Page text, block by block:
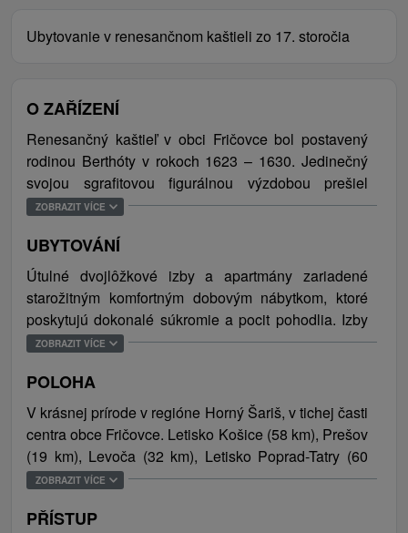
Ubytovanie v renesančnom kaštieli zo 17. storočia
O ZAŘÍZENÍ
Renesančný kaštieľ v obci Fričovce bol postavený
rodinou Berthóty v rokoch 1623 – 1630. Jedinečný
svojou sgrafitovou figurálnou výzdobou prešiel
kompletnou rekonštrukciou od statického
ako i hospodárskych budov a parku. V súčasnosti
kaštieľ ponúka komfortné ubytovanie v izbách a
apartmánoch zariadených dobovým nábytkom.
Obklopuje ho krásny historický štátom chránený park
s 19. storočia s unikátnym stromom Ginko Bilboa,
jazierkami a rôznymi príjemnými zákutiami a
zaujímavými historickými budovami (kaplnka, hrobka
rod. Ghillányi, kúria (starý mlyn) a elektráreň).
Hosťom je k dispozícií aj reštaurácia, kaviareň, letná
terasa a altánok s grilom, ďalej hudobný a poľovnícky
salónik, svadobná sála a vínna pivnica. Pre
najmenších návštevníkov je pripravené detské
vonkajšie ihrisko s preliezkami a šmýkačkou.
ZOBRAZIT VÍCE
UBYTOVÁNÍ
Útulné dvojlôžkové izby a apartmány zariadené
starožitným komfortným dobovým nábytkom, ktoré
poskytujú dokonalé súkromie a pocit pohodlia. Izby
sú vybavené vlastným sociálnym zariadením
majú aj obývaciu časť. Celková kapacita ubytovania
je 43 osôb.
ZOBRAZIT VÍCE
POLOHA
V krásnej prírode v regióne Horný Šariš, v tichej časti
centra obce Fričovce. Letisko Košice (58 km), Prešov
(19 km), Levoča (32 km), Letisko Poprad-Tatry (60
km).
ZOBRAZIT VÍCE
PŘÍSTUP